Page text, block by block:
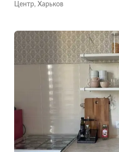
Центр, Харьков